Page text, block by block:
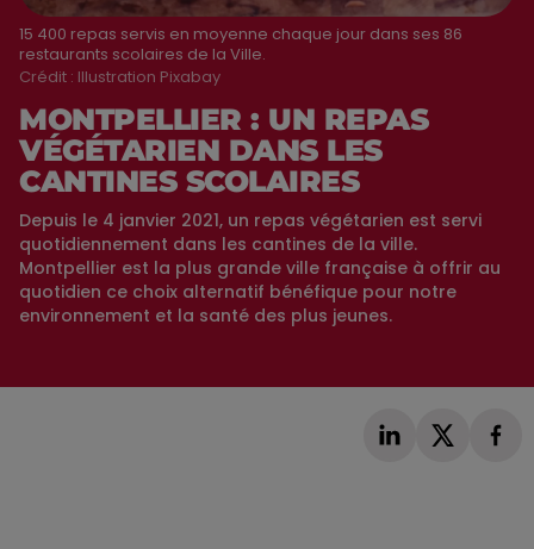
15 400 repas servis en moyenne chaque jour dans ses 86
restaurants scolaires de la Ville.
Crédit : Illustration Pixabay
MONTPELLIER : UN REPAS
VÉGÉTARIEN DANS LES
CANTINES SCOLAIRES
Depuis le 4 janvier 2021, un repas végétarien est servi
quotidiennement dans les cantines de la ville.
Montpellier est la plus grande ville française à offrir au
quotidien ce choix alternatif bénéfique pour notre
environnement et la santé des plus jeunes.